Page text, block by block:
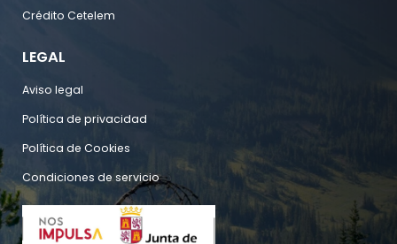
Crédito Cetelem
LEGAL
Aviso legal
Política de privacidad
Política de Cookies
Condiciones de servicio